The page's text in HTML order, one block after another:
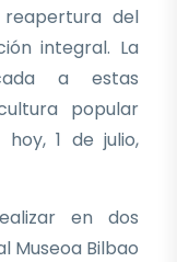
del
integral. La
a estas
popular
1 de julio,
en dos
Museoa Bilbao